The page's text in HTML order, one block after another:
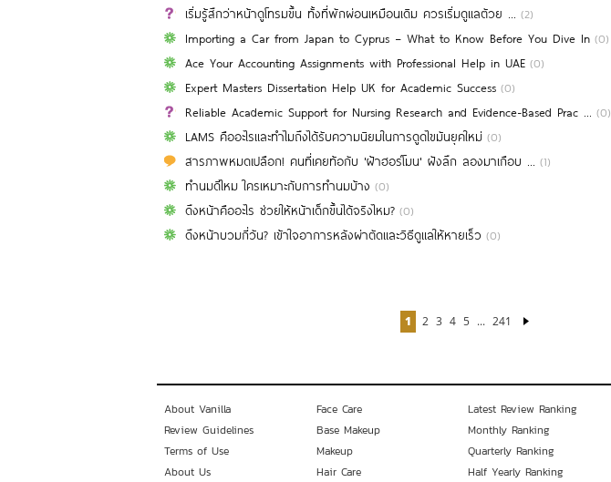
เริ่มรู้สึกว่าหน้าดูโทรมขึ้น ทั้งที่พักผ่อนเหมือนเดิม ควรเริ่มดูแลตัวย ... (2)
Importing a Car from Japan to Cyprus – What to Know Before You Dive In (0)
Ace Your Accounting Assignments with Professional Help in UAE (0)
Expert Masters Dissertation Help UK for Academic Success (0)
Reliable Academic Support for Nursing Research and Evidence-Based Prac ... (0)
LAMS คืออะไรและทำไมถึงได้รับความนิยมในการดูดไขมันยุคใหม่ (0)
สารภาพหมดเปลือก! คนที่เคยท้อกับ 'ฝ้าฮอร์โมน' ฝังลึก ลองมาเกือบ ... (1)
ทำนมดีไหม ใครเหมาะกับการทำนมบ้าง (0)
ดึงหน้าคืออะไร ช่วยให้หน้าเด็กขึ้นได้จริงไหม? (0)
ดึงหน้าบวมกี่วัน? เข้าใจอาการหลังผ่าตัดและวิธีดูแลให้หายเร็ว (0)
1 2 3 4 5 ... 241
About Vanilla
Review Guidelines
Terms of Use
About Us
Face Care
Base Makeup
Makeup
Hair Care
Latest Review Ranking
Monthly Ranking
Quarterly Ranking
Half Yearly Ranking